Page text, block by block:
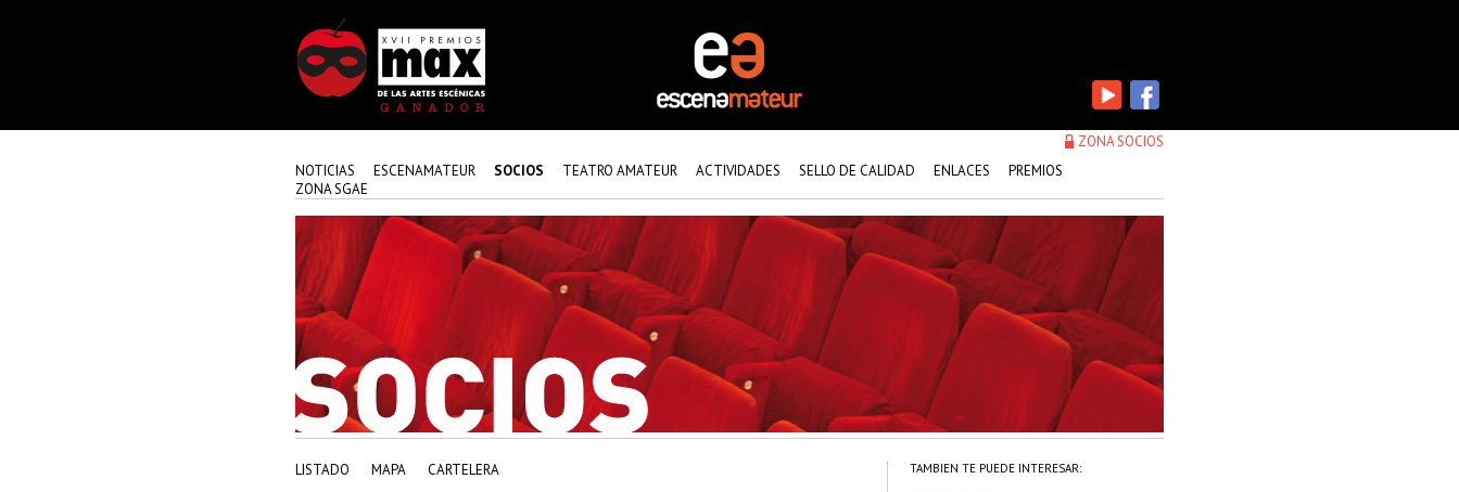
ZONA SOCIOS
NOTICIAS
ESCENAMATEUR SOCIOS TEATRO AMATEUR ACTIVIDADES SELLO DE CALIDAD ENLACES
PREMIOS
ZONA SGAE
TAMBIEN TE PUEDE INTERESAR:
LISTADO MAPA CARTELERA